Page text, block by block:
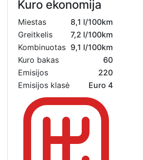
Kuro ekonomija
Miestas
8,1 l/100km
Greitkelis
7,2 l/100km
Kombinuotas 9,1 l/100km
Kuro bakas
60
Emisijos
220
Emisijos klasė
Euro 4